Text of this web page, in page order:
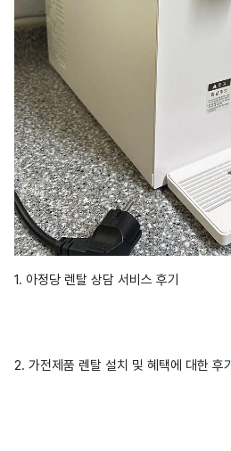
1. 아정당 렌탈 상담 서비스 후기
2. 가전제품 렌탈 설치 및 혜택에 대한 후기